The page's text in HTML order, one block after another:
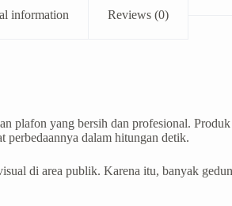
information Reviews (0)
plafon yang bersih dan profesional.
perbedaannya dalam hitungan detik.
di area publik. Karena itu, banyak